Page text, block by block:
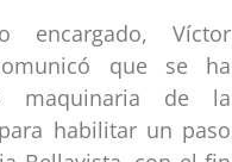
encargado, Víctor
que se ha
maquinaria de la
habilitar un paso